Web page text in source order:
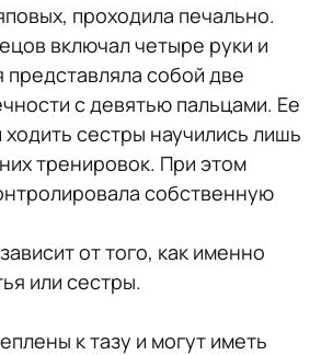
проходила печально.
включал четыре руки и
представляла собой две
с девятью пальцами. Ее
сестры научились лишь
тренировок. При этом
собственную
от того, как именно
или сестры.
к тазу и могут иметь